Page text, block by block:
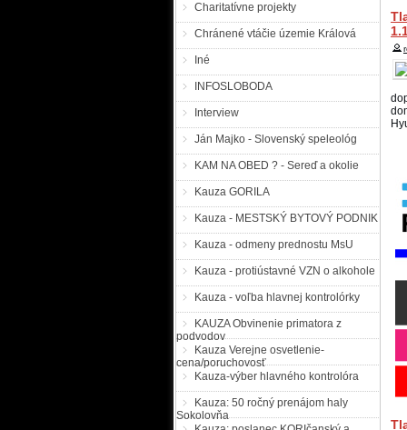
Charitatívne projekty
Chránené vtáčie územie Králová
Iné
INFOSLOBODA
Interview
Ján Majko - Slovenský speleológ
KAM NA OBED ? - Sereď a okolie
Kauza GORILA
Kauza - MESTSKÝ BYTOVÝ PODNIK
Kauza - odmeny prednostu MsU
Kauza - protiústavné VZN o alkohole
Kauza - voľba hlavnej kontrolórky
KAUZA Obvinenie primatora z
podvodov
Kauza Verejne osvetlenie-
cena/poruchovosť
Kauza-výber hlavného kontrolóra
Kauza: 50 ročný prenájom haly
Sokolovňa
a
z